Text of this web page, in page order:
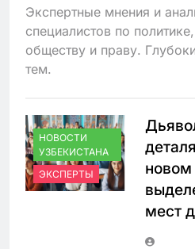
Экспертные мнения и
специалистов по
обществу и праву.
тем.
НОВОСТИ
УЗБЕКИСТАНА
ЭКСПЕРТЫ
новом
мест